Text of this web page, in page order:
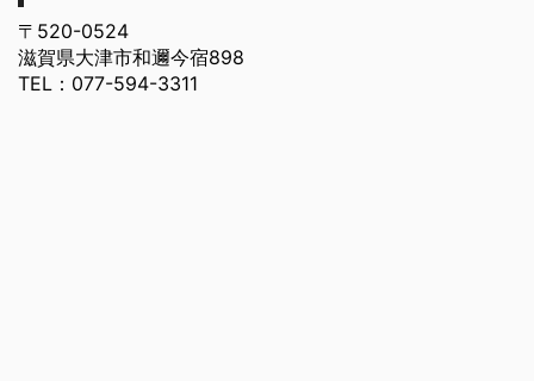
〒520-0524
滋賀県大津市和邇今宿898
TEL：077-594-3311